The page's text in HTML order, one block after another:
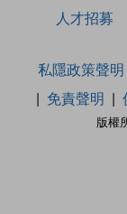
人才招募
版權
私隱政策聲明
免責聲明